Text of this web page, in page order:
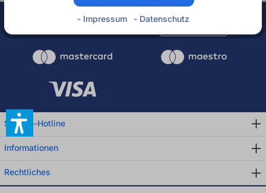
Rechnung
Service-Hotline
Informationen
Rechtliches
- Impressum - Datenschutz